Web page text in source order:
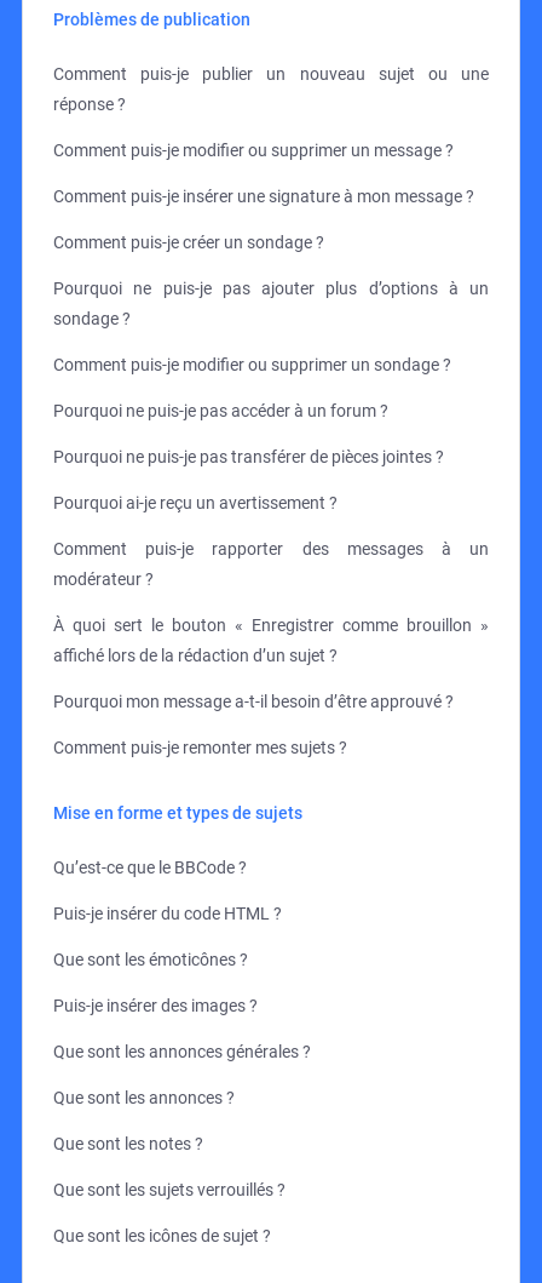
Problèmes de publication
Comment puis-je publier un nouveau sujet ou une
réponse ?
Comment puis-je modifier ou supprimer un message ?
Comment puis-je insérer une signature à mon message ?
Comment puis-je créer un sondage ?
Pourquoi ne puis-je pas ajouter plus d’options à un
sondage ?
Comment puis-je modifier ou supprimer un sondage ?
Pourquoi ne puis-je pas accéder à un forum ?
Pourquoi ne puis-je pas transférer de pièces jointes ?
Pourquoi ai-je reçu un avertissement ?
Comment puis-je rapporter des messages à un
modérateur ?
À quoi sert le bouton « Enregistrer comme brouillon »
affiché lors de la rédaction d’un sujet ?
Pourquoi mon message a-t-il besoin d’être approuvé ?
Comment puis-je remonter mes sujets ?
Mise en forme et types de sujets
Qu’est-ce que le BBCode ?
Puis-je insérer du code HTML ?
Que sont les émoticônes ?
Puis-je insérer des images ?
Que sont les annonces générales ?
Que sont les annonces ?
Que sont les notes ?
Que sont les sujets verrouillés ?
Que sont les icônes de sujet ?